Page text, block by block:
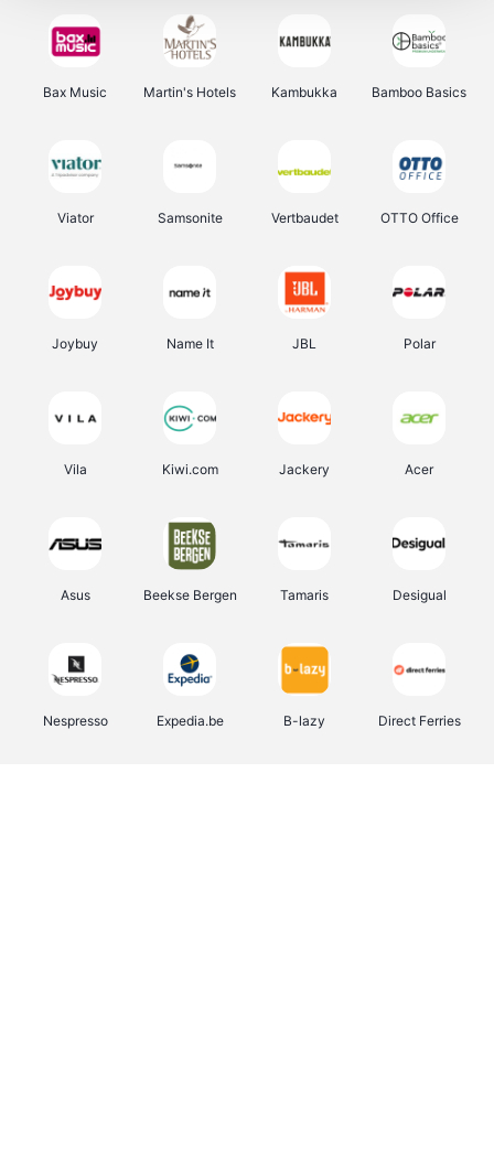
Bax Music Martin's Hotels Kambukka Bamboo Basics
Viator Samsonite Vertbaudet OTTO Office
Joybuy Name It JBL Polar
Vila Kiwi.com Jackery Acer
Asus Beekse Bergen Tamaris Desigual
Nespresso Expedia.be B-lazy Direct Ferries